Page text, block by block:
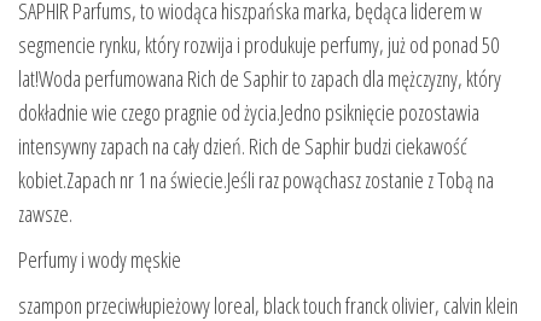
SAPHIR Parfums, to wiodąca hiszpańska marka, będąca liderem w
segmencie rynku, który rozwija i produkuje perfumy, już od ponad 50
lat!Woda perfumowana Rich de Saphir to zapach dla mężczyzny, który
dokładnie wie czego pragnie od życia.Jedno psiknięcie pozostawia
intensywny zapach na cały dzień. Rich de Saphir budzi ciekawość
kobiet.Zapach nr 1 na świecie.Jeśli raz powąchasz zostanie z Tobą na
zawsze.
Perfumy i wody męskie
szampon przeciwłupieżowy loreal, black touch franck olivier, calvin klein